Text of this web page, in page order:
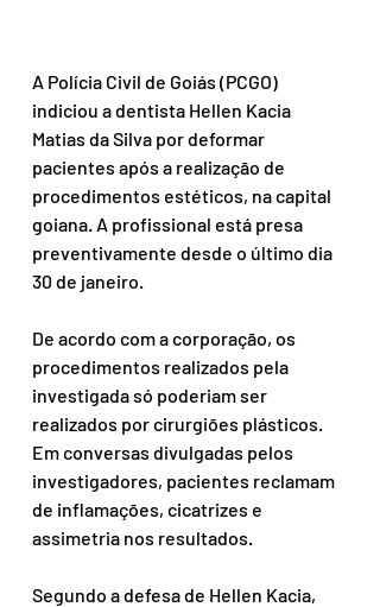
A Polícia Civil de Goiás (PCGO)
indiciou a dentista Hellen Kacia
Matias da Silva por deformar
pacientes após a realização de
procedimentos estéticos, na capital
goiana. A profissional está presa
preventivamente desde o último dia
30 de janeiro.
De acordo com a corporação, os
procedimentos realizados pela
investigada só poderiam ser
realizados por cirurgiões plásticos.
Em conversas divulgadas pelos
investigadores, pacientes reclamam
de inflamações, cicatrizes e
assimetria nos resultados.
Segundo a defesa de Hellen Kacia,